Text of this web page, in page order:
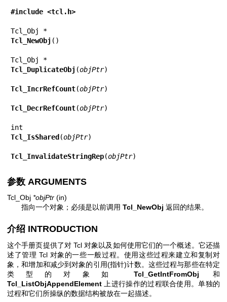
#include <tcl.h>
Tcl_NewObj ()
Tcl_DuplicateObj (objPtr)
Tcl_IncrRefCount(objPtr)
Tcl_DecrRefCount(objPtr)
Tcl_IsShared(objPtr)
Tcl_InvalidateStringRep(objPtr)
参数 ARGUMENTS
Tcl_Obj *objPtr (in)
指向一个对象；必须是以前调用 Tcl_NewObj 返回的结果。
介绍 INTRODUCTION
这个手册页提供了对 Tcl 对象以及如何使用它们的一个概述。它还描
述了管理 Tcl 对象的一些一般过程。使用这些过程来建立和复制对
象，和增加和减少到对象的引用(指针)计数。这些过程与那些在特定
类型的对象如 Tcl_GetIntFromObj 和
Tcl_ListObjAppendElement 上进行操作的过程联合使用。单独的
过程和它们所操纵的数据结构被放在一起描述。